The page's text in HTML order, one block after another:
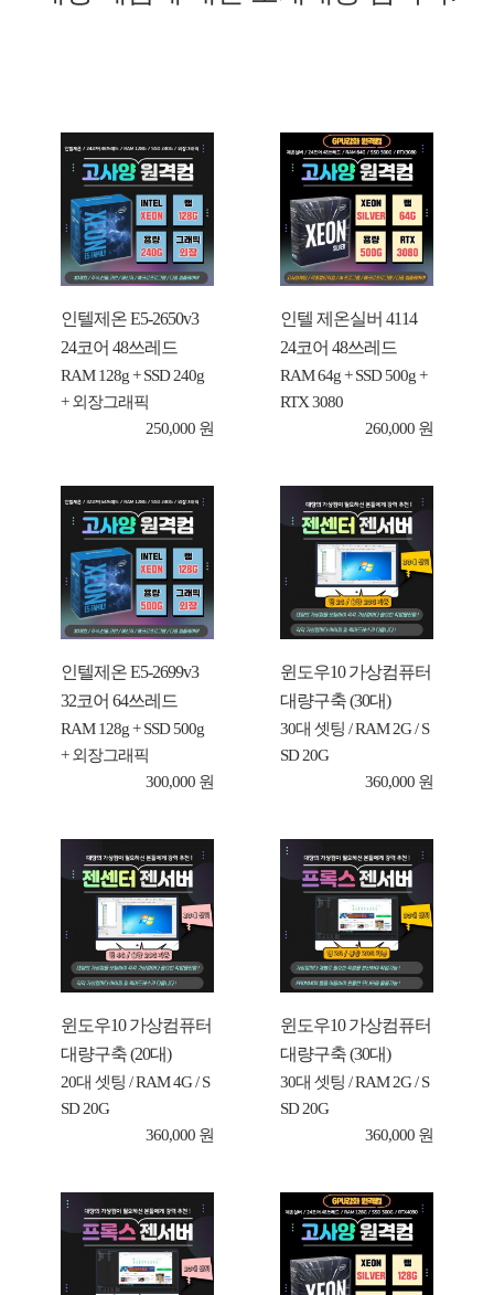
인텔제온 E5-2650v3
24코어 48쓰레드
RAM 128g + SSD 240g
+ 외장그래픽
250,000 원
인텔 제온실버 4114
24코어 48쓰레드
RAM 64g + SSD 500g +
RTX 3080
260,000 원
인텔제온 E5-2699v3
32코어 64쓰레드
RAM 128g + SSD 500g
+ 외장그래픽
300,000 원
윈도우10 가상컴퓨터
대량구축 (30대)
30대 셋팅 / RAM 2G / S
SD 20G
360,000 원
윈도우10 가상컴퓨터
대량구축 (20대)
20대 셋팅 / RAM 4G / S
SD 20G
360,000 원
윈도우10 가상컴퓨터
대량구축 (30대)
30대 셋팅 / RAM 2G / S
SD 20G
360,000 원